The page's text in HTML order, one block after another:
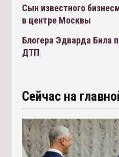
Сын известного
в центре Москвы
Блогера Эдварда Била
ДТП
Сейчас на